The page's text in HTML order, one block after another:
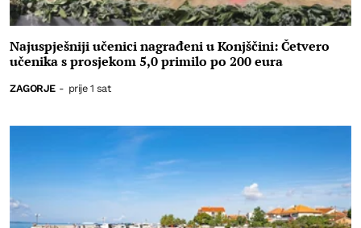
Najuspješniji učenici nagrađeni u Konjščini: Četvero
učenika s prosjekom 5,0 primilo po 200 eura
ZAGORJE - prije 1 sat